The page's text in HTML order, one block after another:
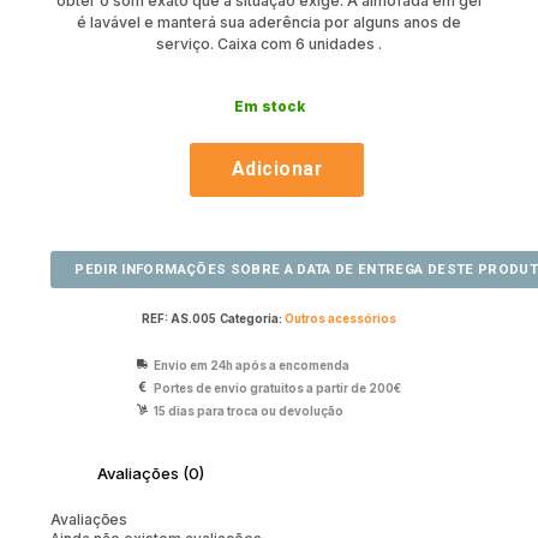
é lavável e manterá sua aderência por alguns anos de
serviço. Caixa com 6 unidades .
Em stock
Adicionar
REF: AS.005 Categoria: Outros acessórios
Envio em 24h após a encomenda
Portes de envio gratuitos a partir de 200€
15 dias para troca ou devolução
Avaliações (0)
Avaliações